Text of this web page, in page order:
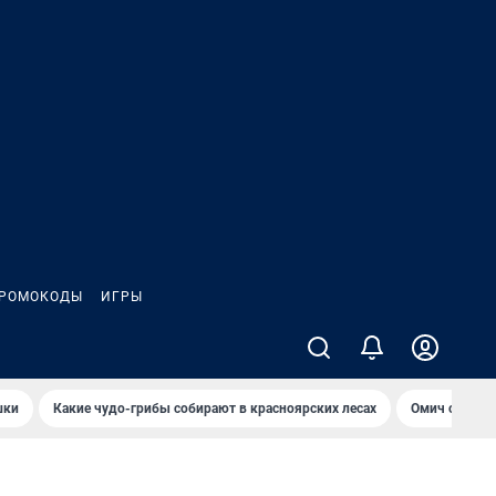
ИГРЫ
Какие чудо-грибы собирают в красноярских лесах Омич